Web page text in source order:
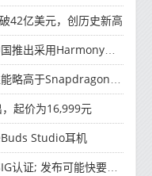
42亿美元，创历史新高
2.0的智能家居产品
高于Snapdragon 765G
起价为16,999元
Studio耳机
; 发布可能快要结束了